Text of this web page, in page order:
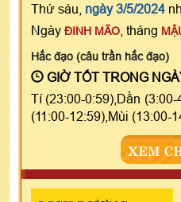
Thứ sáu, ngày 3/5/2024
Ngày ĐINH MÃO , tháng
Hắc đạo (câu trần hắc đạo)
GIỜ TỐT TRONG
Tí (23:00-0:59),Dần
(11:00-12:59),Mùi (13:00-
XEM